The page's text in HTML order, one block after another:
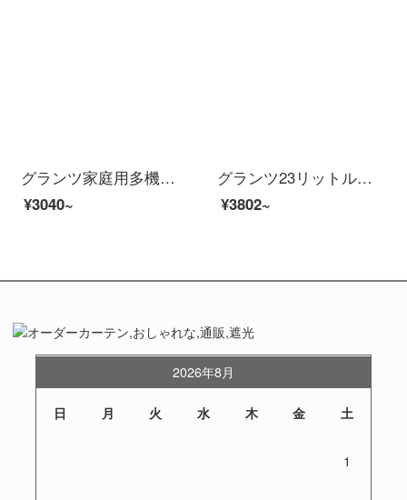
グランツ家庭用多機能オーブン32リットル大容量専門焙煎低温発酵制御独立型照明炉ランプ付き回転焼きフォークK 1 F
¥3040~
グランツ23リットル家庭用周波数電子レンジレンジオーブン一体インテリジェント解凍一級機能ZB 1-GF 3 V
¥3802~
2026年8月
日 月 火 水 木 金 土
1